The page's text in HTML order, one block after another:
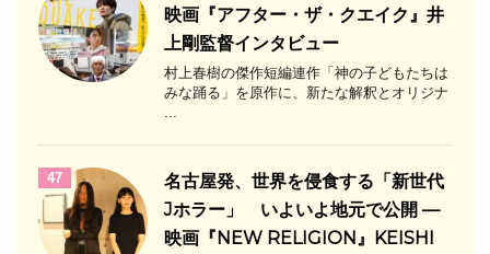
映画『アフター・ザ・クエイク』井
上剛監督インタビュー
村上春樹の傑作短編連作「神の子どもたちは
みな踊る」を原作に、新たな解釈とオリジナ
47
名古屋発、世界を侵食する「新世代
Jホラー」 いよいよ地元で公開 —
映画『NEW RELIGION』KEISHI